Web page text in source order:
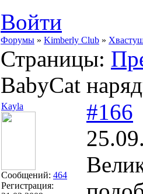
Войти
Форумы » Kimberly Club »
Страницы:
BabyCat
Kayla
Сообщений: 464
Регистрация:
#166